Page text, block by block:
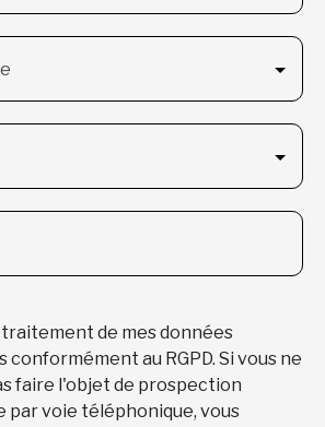
de mes données
conformément au RGPD. Si vous ne
faire l'objet de prospection
par voie téléphonique, vous